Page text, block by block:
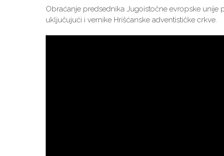
Obraćanje predsednika Jugoistočne evropske
uključujući i vernike Hrišćanske adventističke crkve.